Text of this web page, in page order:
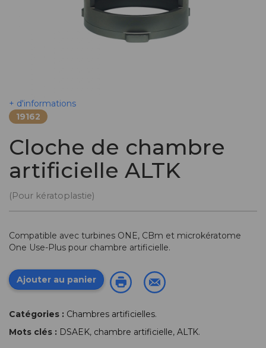
+ d'informations
19162
Cloche de chambre
artificielle ALTK
(Pour kératoplastie)
Compatible avec turbines ONE, CBm et microkératome
One Use-Plus pour chambre artificielle.
Ajouter au panier
Catégories : Chambres artificielles.
Mots clés : DSAEK, chambre artificielle, ALTK.